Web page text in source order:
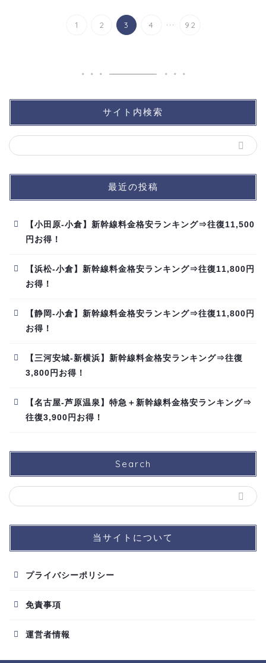
1 2 3 4 ... 92
サイト内検索
最近の投稿
【小田原-小倉】新幹線料金格安ランキング⇒往復11,500
円お得！
【浜松-小倉】新幹線料金格安ランキング⇒往復11,800円
お得！
【静岡-小倉】新幹線料金格安ランキング⇒往復11,800円
お得！
【三河安城-新横浜】新幹線料金格安ランキング⇒往復
3,800円お得！
【名古屋-芦原温泉】特急＋新幹線料金格安ランキング⇒
往復3,900円お得！
Search
当サイトについて
プライバシーポリシー
免責事項
運営者情報